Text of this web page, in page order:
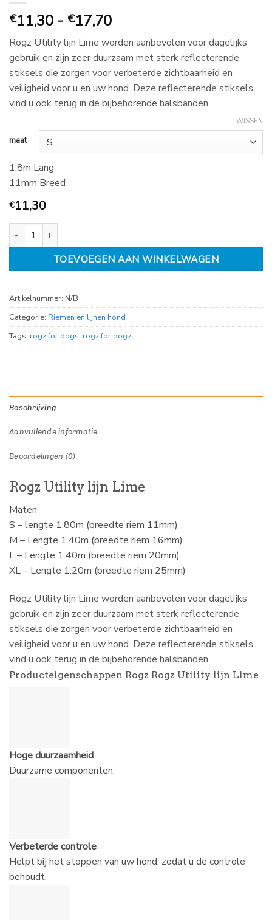
€11,30 - €17,70Prijsklasse:
11,30
tot
€
17,70
Rogz Utility lijn Lime worden aanbevolen voor dagelijks
gebruik en zijn zeer duurzaam met sterk reflecterende
stiksels die zorgen voor verbeterde zichtbaarheid en
veiligheid voor u en uw hond. Deze reflecterende stiksels
vind u ook terug in de bijbehorende halsbanden.
maat
WISSEN
1.8m Lang
11mm Breed
€11,30
Rogz Utility lijn Lime, diverse maten aantal
TOEVOEGEN AAN WINKELWAGEN
Artikelnummer: N/B
Categorie: Riemen en lijnen hond
Tags: rogz for dogs, rogz for dogz
Beschrijving
Aanvullende informatie
Beoordelingen (0)
Rogz Utility lijn Lime
Maten
S – lengte 1.80m (breedte riem 11mm)
M – Lengte 1.40m (breedte riem 16mm)
L – Lengte 1.40m (breedte riem 20mm)
XL – Lengte 1.20m (breedte riem 25mm)
Rogz Utility lijn Lime worden aanbevolen voor dagelijks
gebruik en zijn zeer duurzaam met sterk reflecterende
stiksels die zorgen voor verbeterde zichtbaarheid en
veiligheid voor u en uw hond. Deze reflecterende stiksels
vind u ook terug in de bijbehorende halsbanden.
Producteigenschappen Rogz Rogz Utility lijn Lime
Hoge duurzaamheid
Duurzame componenten.
Verbeterde controle
Helpt bij het stoppen van uw hond, zodat u de controle
behoudt.